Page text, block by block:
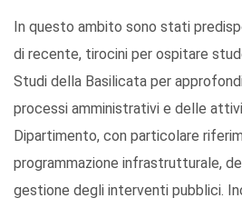
In questo ambito sono stati
di recente, tirocini per ospitare
Studi della Basilicata per
processi amministrativi e delle
Dipartimento, con particolare
programmazione infrastrutturale,
gestione degli interventi pubblici.